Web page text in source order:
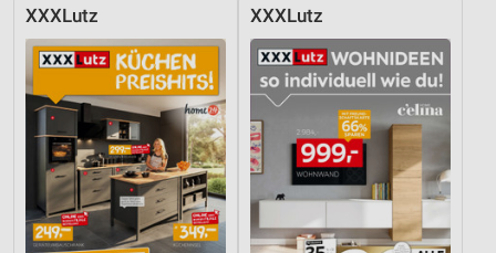
XXXLutz XXXLutz